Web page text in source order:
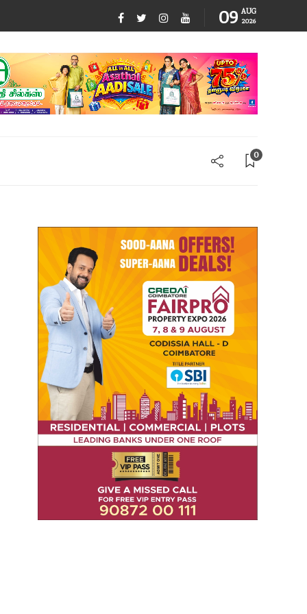
09 AUG
2026
0